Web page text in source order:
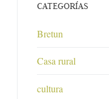
CATEGORÍAS
Bretun
Casa rural
cultura